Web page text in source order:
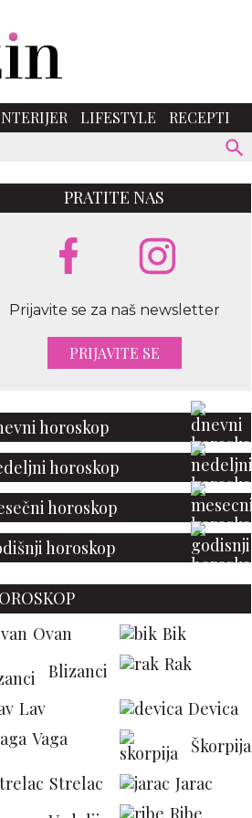
LIFESTYLE
RECEPTI
kojom je Maradona
istoriju Mundijala
aukciju – očekuje se
veća od 10 miliona
PRATITE NAS
Prijavite se za naš newsletter
PRIJAVITE SE
horoskop
horoskop
horoskop
horoskop
Ovan
Bik
Blizanci
Rak
Lav
Devica
Vaga
Škorpija
Strelac
Jarac
Ribe